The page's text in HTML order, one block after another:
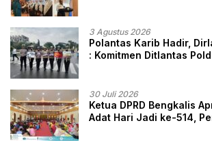
3 Agustus 2026
Polantas Karib Hadir,
: Komitmen Ditlantas
30 Juli 2026
Ketua DPRD Bengkalis
Adat Hari Jadi ke-514,